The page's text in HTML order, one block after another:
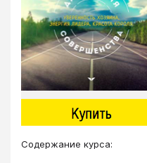
Cодержание курса: